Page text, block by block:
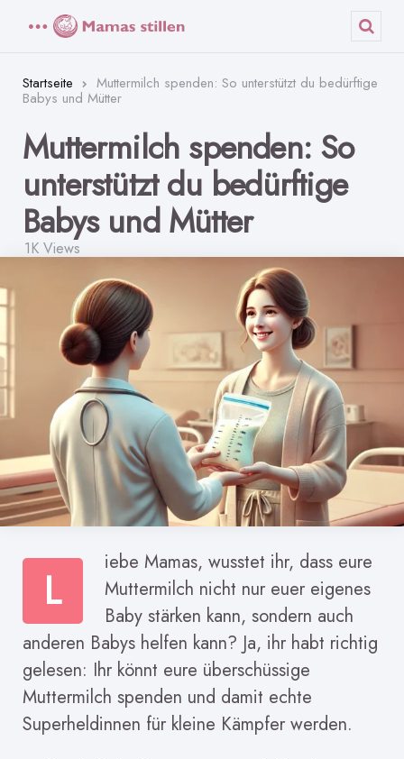
Startseite Muttermilch spenden: So unterstützt du bedürftige
Babys und Mütter
Muttermilch spenden: So
unterstützt du bedürftige
Babys und Mütter
1K Views
L
iebe Mamas, wusstet ihr, dass eure
Muttermilch nicht nur euer eigenes
Baby stärken kann, sondern auch
anderen Babys helfen kann? Ja, ihr habt richtig
gelesen: Ihr könnt eure überschüssige
Muttermilch spenden und damit echte
Superheldinnen für kleine Kämpfer werden.